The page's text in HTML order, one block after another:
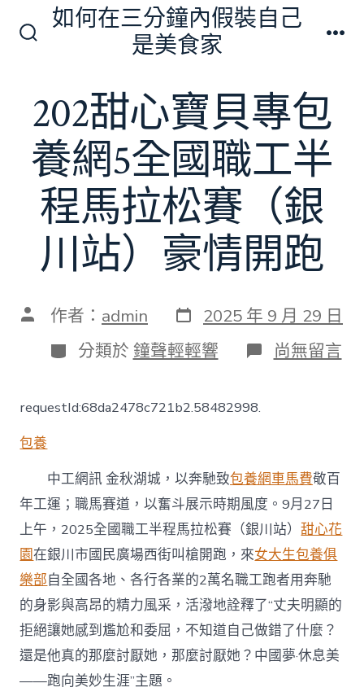
換
開
關
如何在三分鐘內假裝自己
是美食家
202甜心寶貝專包
養網5全國職工半
程馬拉松賽（銀
川站）豪情開跑
文 作者： admin 發
表
日
期
2025 年 9 月 29 日
分
類
分類於 鐘聲輕輕響 在
〈202
養
網
5
全
國
職
工
半
程
馬
拉
松
尚無留言
requestId:68da2478c721b2.58482998.
包養
中工網訊 金秋湖城，以奔馳致包養網車馬費敬百
年工運；職馬賽道，以奮斗展示時期風度。9月27日
上午，2025全國職工半程馬拉松賽（銀川站）甜心花
園在銀川市國民廣場西街叫槍開跑，來女大生包養俱
樂部自全國各地、各行各業的2萬名職工跑者用奔馳
的身影與高昂的精力風采，活潑地詮釋了“丈夫明顯的
拒絕讓她感到尷尬和委屈，不知道自己做錯了什麼？
還是他真的那麼討厭她，那麼討厭她？中國夢·休息美
——跑向美妙生涯”主題。